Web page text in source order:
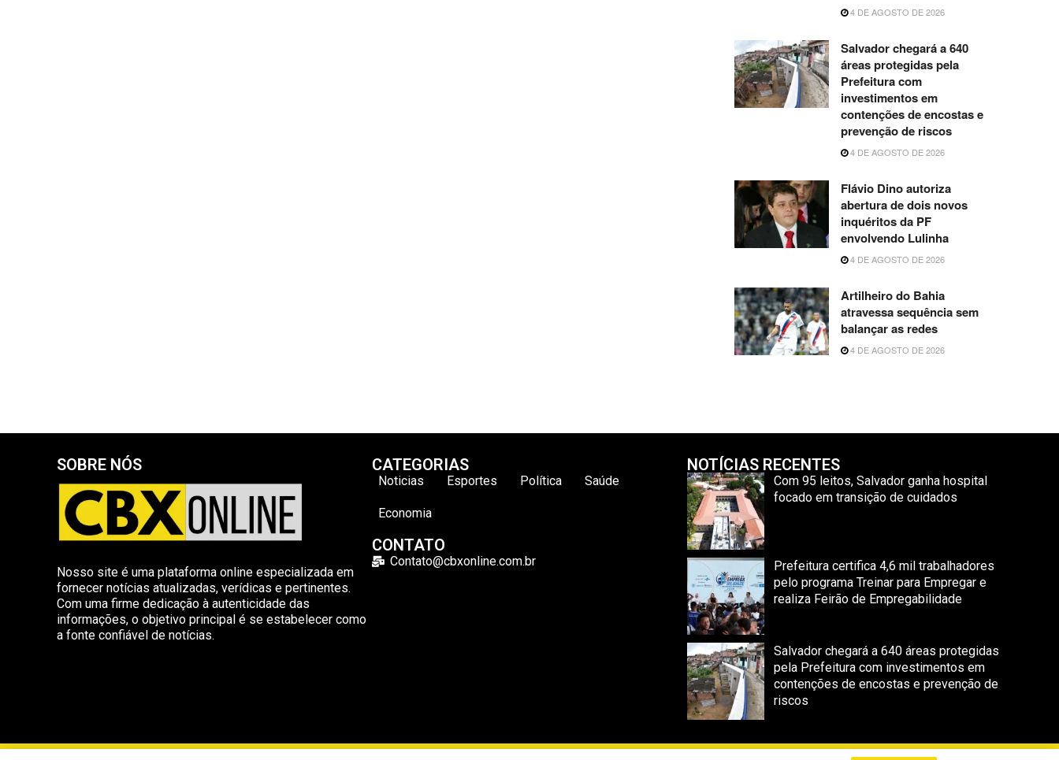
4 DE AGOSTO DE 2026
Salvador chegará a 640
áreas protegidas pela
Prefeitura com
investimentos em
contenções de encostas e
prevenção de riscos
4 DE AGOSTO DE 2026
Flávio Dino autoriza
abertura de dois novos
inquéritos da PF
envolvendo Lulinha
4 DE AGOSTO DE 2026
Artilheiro do Bahia
atravessa sequência sem
balançar as redes
4 DE AGOSTO DE 2026
SOBRE NÓS
Nosso site é uma plataforma online especializada em
fornecer notícias atualizadas, verídicas e pertinentes.
Com uma firme dedicação à autenticidade das
informações, o objetivo principal é se estabelecer como
a fonte confiável de notícias.
CATEGORIAS
Noticias Esportes Política Saúde
Economia
CONTATO
Contato@cbxonline.com.br
NOTÍCIAS RECENTES
Com 95 leitos, Salvador ganha hospital
focado em transição de cuidados
Prefeitura certifica 4,6 mil trabalhadores
pelo programa Treinar para Empregar e
realiza Feirão de Empregabilidade
Salvador chegará a 640 áreas protegidas
pela Prefeitura com investimentos em
contenções de encostas e prevenção de
riscos